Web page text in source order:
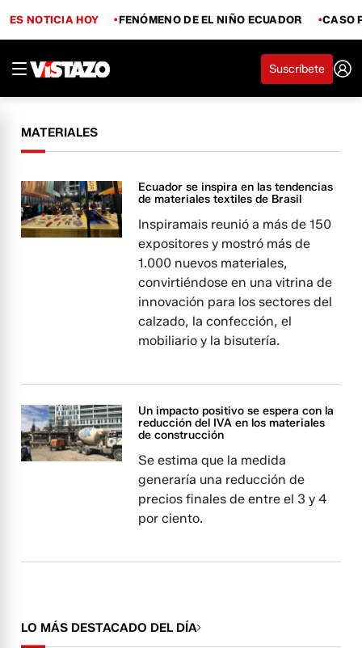
ES NOTICIA HOY FENÓMENO DE EL NIÑO ECUADOR CASO
Suscríbete
MATERIALES
Ecuador se inspira en las tendencias
de materiales textiles de Brasil
Inspiramais reunió a más de 150
expositores y mostró más de
1.000 nuevos materiales,
convirtiéndose en una vitrina de
innovación para los sectores del
calzado, la confección, el
mobiliario y la bisutería.
Un impacto positivo se espera con la
reducción del IVA en los materiales
de construcción
Se estima que la medida
generaría una reducción de
precios finales de entre el 3 y 4
por ciento.
LO MÁS DESTACADO DEL DÍA